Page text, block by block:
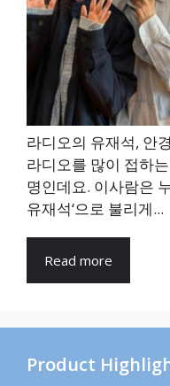
라디오의 유재석, 안
라디오를 많이 접하
명인데요. 이사람은
유재석‘으로 불리게...
Read more
Product